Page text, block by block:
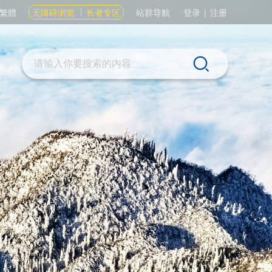
繁體 无障碍浏览 长者专区 站群导航 登录 | 注册